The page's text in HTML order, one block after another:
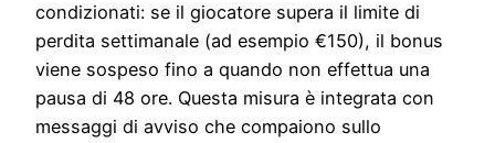
condizionati: se il giocatore supera il limite di
perdita settimanale (ad esempio €150), il bonus
viene sospeso fino a quando non effettua una
pausa di 48 ore. Questa misura è integrata con
messaggi di avviso che compaiono sullo